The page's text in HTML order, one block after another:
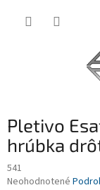
Pletivo
hrúbka
541
Priemerné
Neohodnotené